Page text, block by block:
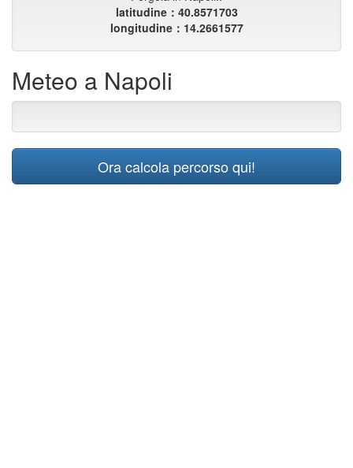
latitudine：40.8571703
longitudine：14.2661577
Meteo a Napoli
Ora calcola percorso qui!